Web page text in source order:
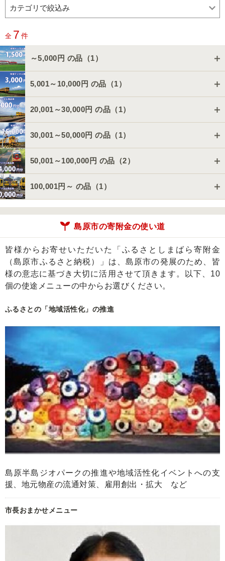
全 7 件
～5,000円 の品（1）
5,001～10,000円 の品（1）
20,001～30,000円 の品（1）
30,001～50,000円 の品（1）
50,001～100,000円 の品（2）
100,001円～ の品（1）
島原市の寄附金の使い道
皆様からお寄せいただいた「ふるさとしまばら寄附金
（島原市ふるさと納税）」は、島原市の発展のため、皆
様の意志に基づき大切に活用させて頂きます。以下、10
個の使途メニューの中からお選びください。
ふるさとの「地域活性化」の推進
島原半島ジオパークの推進や地域活性化イベントへの支
援、地元物産の流通対策、雇用創出・拡大 など
市長おまかせメニュー